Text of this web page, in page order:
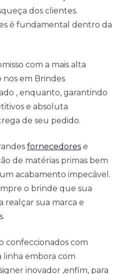
dos clientes.
é fundamental dentro da
com a mais alta
nos em Brindes
, enquanto, garantindo
e absoluta
de seu pedido.
fornecedores e
de matérias primas bem
acabamento impecável.
o brinde que sua
realçar sua marca e
confeccionados com
linha embora com
inovador ,enfim, para